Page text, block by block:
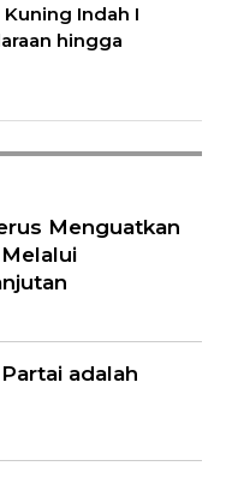
Kuning Indah I
hingga
Menguatkan
adalah